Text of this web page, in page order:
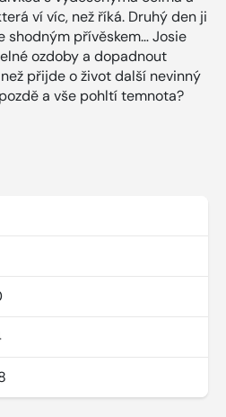
ví víc, než říká. Druhý den ji
shodným přívěskem… Josie
ozdoby a dopadnout
přijde o život další nevinný
a vše pohltí temnota?